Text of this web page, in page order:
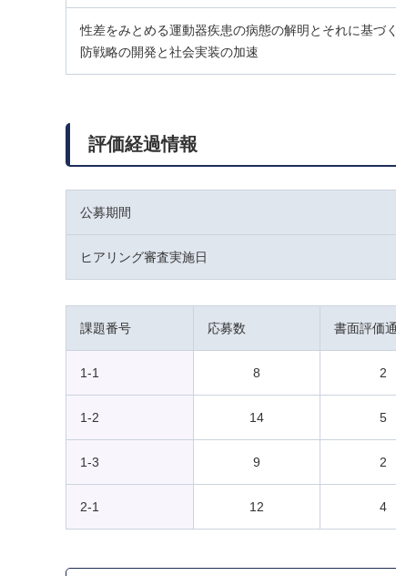
性差をみとめる運動器疾患の病態の解明とそれに基づ
防戦略の開発と社会実装の加速
評価経過情報
公募期間
ヒアリング審査実施日
課題番号 応募数 書面評価
1-1 8 2
1-2 14 5
1-3 9 2
2-1 12 4